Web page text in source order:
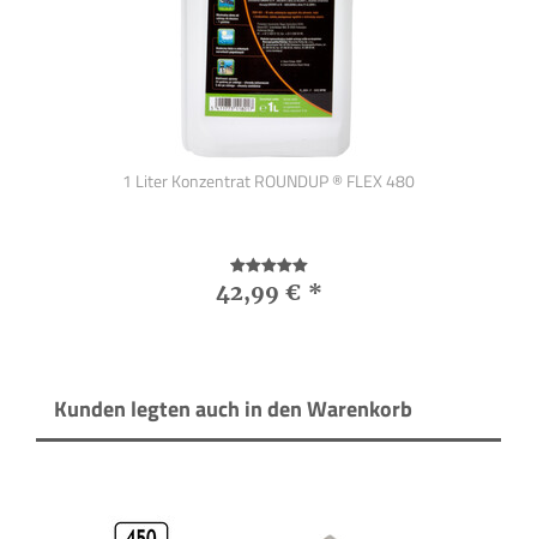
1 Liter Konzentrat ROUNDUP ® FLEX 480
42,99 € *
Kunden legten auch in den Warenkorb